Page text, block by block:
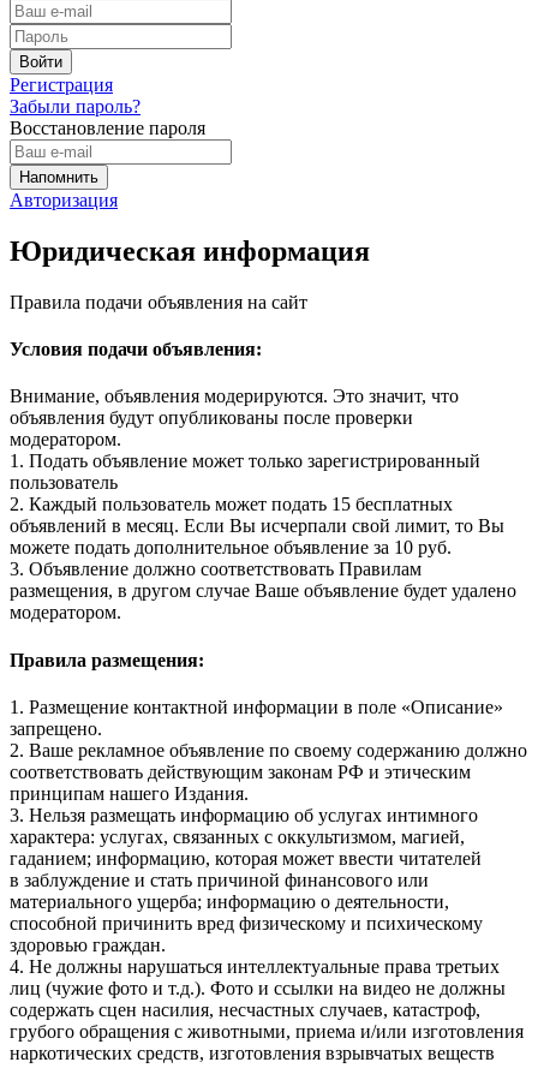
Регистрация
Забыли пароль?
Восстановление пароля
Авторизация
Юридическая информация
Правила подачи объявления на сайт
Условия подачи объявления:
Внимание, объявления модерируются. Это значит, что
объявления будут опубликованы после проверки
модератором.
1. Подать объявление может только зарегистрированный
пользователь
2. Каждый пользователь может подать 15 бесплатных
объявлений в месяц. Если Вы исчерпали свой лимит, то Вы
можете подать дополнительное объявление за 10 руб.
3. Объявление должно соответствовать Правилам
размещения, в другом случае Ваше объявление будет удалено
модератором.
Правила размещения:
1. Размещение контактной информации в поле «Описание»
запрещено.
2. Ваше рекламное объявление по своему содержанию должно
соответствовать действующим законам РФ и этическим
принципам нашего Издания.
3. Нельзя размещать информацию об услугах интимного
характера: услугах, связанных с оккультизмом, магией,
гаданием; информацию, которая может ввести читателей
в заблуждение и стать причиной финансового или
материального ущерба; информацию о деятельности,
способной причинить вред физическому и психическому
здоровью граждан.
4. Не должны нарушаться интеллектуальные права третьих
лиц (чужие фото и т.д.). Фото и ссылки на видео не должны
содержать сцен насилия, несчастных случаев, катастроф,
грубого обращения с животными, приема и/или изготовления
наркотических средств, изготовления взрывчатых веществ